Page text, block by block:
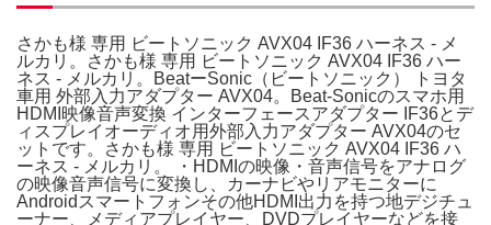
さかも様 専用 ビートソニック AVX04 IF36 ハーネス - メ
ルカリ。さかも様 専用 ビートソニック AVX04 IF36 ハー
ネス - メルカリ。BeatーSonic（ビートソニック） トヨタ
車用 外部入力アダプター AVX04。Beat-Sonicのスマホ用
HDMI映像音声変換 インターフェースアダプター IF36とデ
ィスプレイオーディオ用外部入力アダプター AVX04のセ
ットです。さかも様 専用 ビートソニック AVX04 IF36 ハ
ーネス - メルカリ。 ・HDMIの映像・音声信号をアナログ
の映像音声信号に変換し、カーナビやリアモニターに
Androidスマートフォンその他HDMI出力を持つ地デジチュ
ーナー、メディアプレイヤー、DVDプレイヤーなどを接